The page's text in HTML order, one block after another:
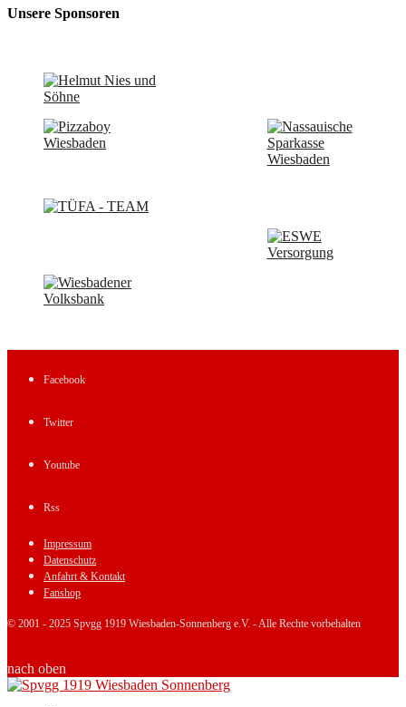
Unsere Sponsoren
Facebook
Twitter
Youtube
Rss
Impressum
Datenschutz
Anfahrt & Kontakt
Fanshop
© 2001 - 2025 Spvgg 1919 Wiesbaden-Sonnenberg e.V. - Alle Rechte vorbehalten
nach oben